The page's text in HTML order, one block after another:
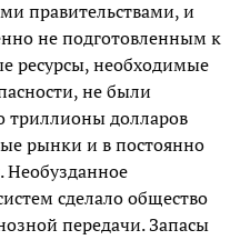
правительствами, и
не подготовленным к
ресурсы, необходимые
не были
триллионы долларов
рынки и в постоянно
сделало общество
передачи. Запасы